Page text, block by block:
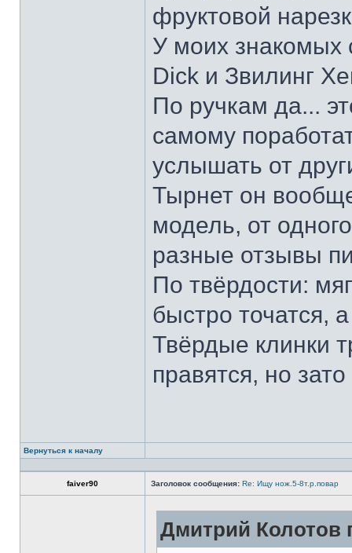
фруктовой
У моих знакомых
Dick и Звилинг
По ручкам да...
самому
услышать от
Тырнет он
модель, от
разные отзывы
По твёрдости:
быстро точатся,
Твёрдые клинки
правятся, но
Вернуться к началу
faiver90 Заголовок сообщения: Re: Ищу нож.5-8т.р.повар
Дмитрий Колотов